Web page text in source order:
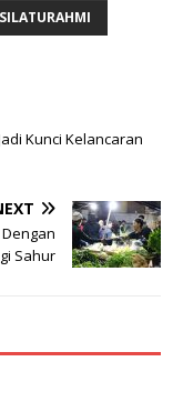
SILATURAHMI
Kunci Kelancaran
Sahur